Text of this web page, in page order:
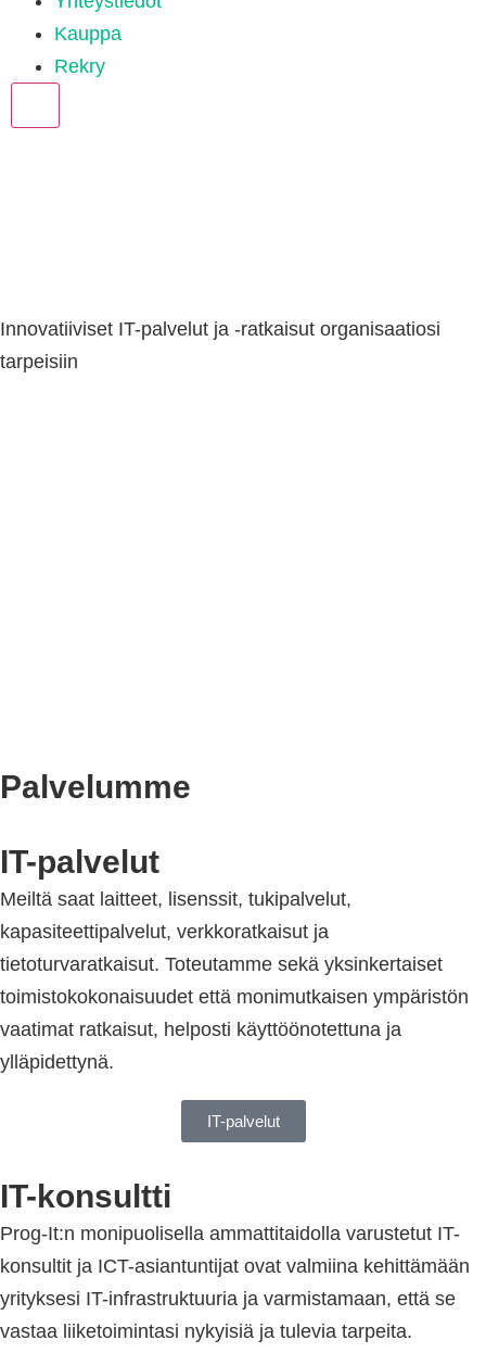
Kauppa
Rekry
Innovatiiviset IT-palvelut ja -ratkaisut organisaatiosi
tarpeisiin
Palvelumme
IT-palvelut
Meiltä saat laitteet, lisenssit, tukipalvelut,
kapasiteettipalvelut, verkkoratkaisut ja
tietoturvaratkaisut. Toteutamme sekä yksinkertaiset
toimistokokonaisuudet että monimutkaisen ympäristön
vaatimat ratkaisut, helposti käyttöönotettuna ja
ylläpidettynä.
IT-palvelut
IT-konsultti
Prog-It:n monipuolisella ammattitaidolla varustetut IT-
konsultit ja ICT-asiantuntijat ovat valmiina kehittämään
yrityksesi IT-infrastruktuuria ja varmistamaan, että se
vastaa liiketoimintasi nykyisiä ja tulevia tarpeita.